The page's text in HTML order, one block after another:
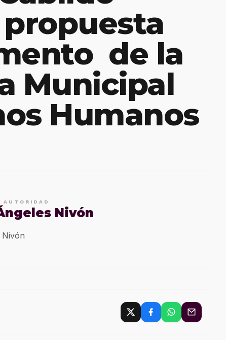
de la
Municipal
Humanos
AUTORIDAD
Nivón
Nivón